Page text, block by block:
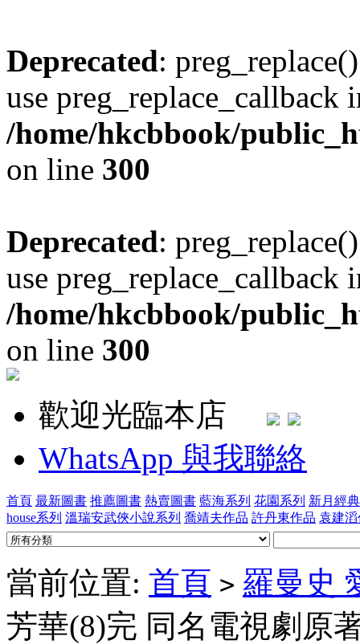
Deprecated:
use preg_replace_callback
/home/hkcbbook/
on line 300
Deprecated:
use preg_replace_callback
/home/hkcbbook/
on line 300
歡迎光臨本店
WhatsApp 與我聯絡
首頁 最新圖書 推薦圖書 熱賣圖書 藍海系列 花園系列 新月經
house系列 溫瑞安武俠小說系列 喬靖夫作品 許丹東作品 袁建
當前位置: 首頁 > 羅曼史
芳華(8)完 同名電視劇原